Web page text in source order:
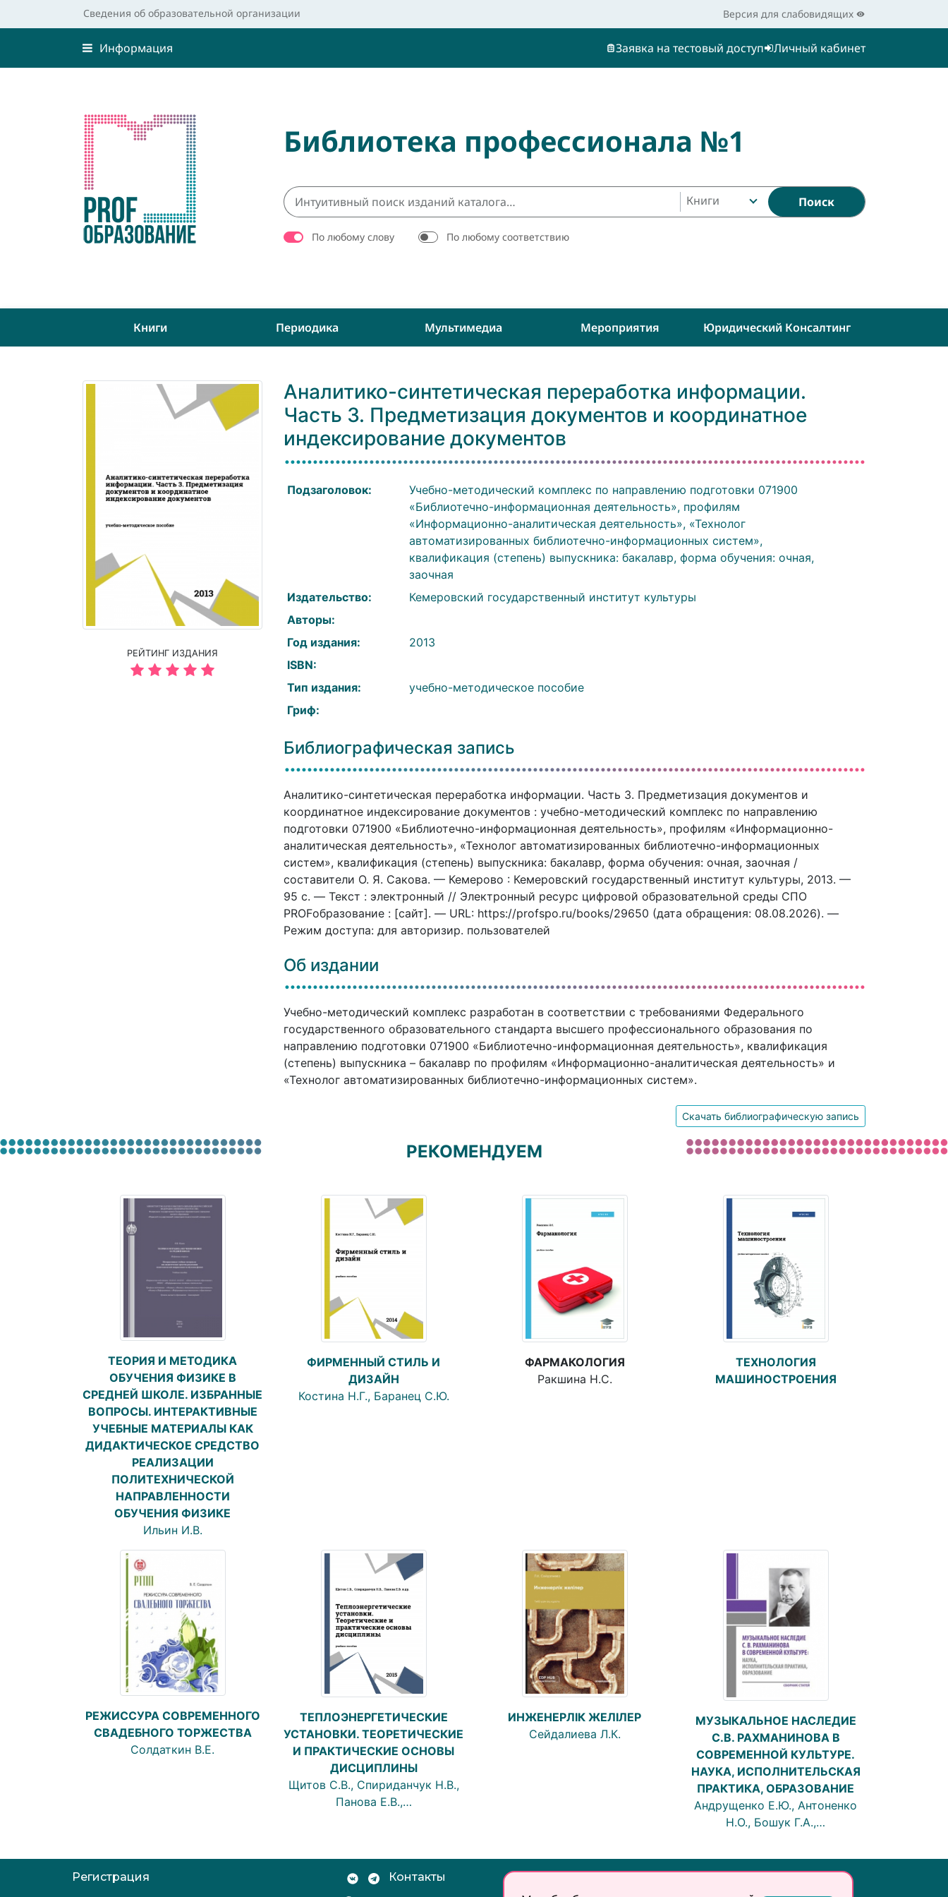
Сведения об образовательной организации Версия для слабовидящих
Информация Заявка на тестовый доступ Личный кабинет
Библиотека профессионала №1
Книги Поиск
По любому слову По любому соответствию
Книги Периодика Мультимедиа Мероприятия Юридический Консалтинг
РЕЙТИНГ ИЗДАНИЯ
Аналитико-синтетическая переработка информации.
Часть 3. Предметизация документов и координатное
индексирование документов
Подзаголовок:
Учебно-методический комплекс по направлению подготовки 071900
«Библиотечно-информационная деятельность», профилям
«Информационно-аналитическая деятельность», «Технолог
автоматизированных библиотечно-информационных систем»,
квалификация (степень) выпускника: бакалавр, форма обучения: очная,
заочная
Издательство:
Кемеровский государственный институт культуры
Авторы:
Год издания:
2013
ISBN:
Тип издания:
учебно-методическое пособие
Гриф:
Библиографическая запись
Аналитико-синтетическая переработка информации. Часть 3. Предметизация документов и
координатное индексирование документов : учебно-методический комплекс по направлению
подготовки 071900 «Библиотечно-информационная деятельность», профилям «Информационно-
аналитическая деятельность», «Технолог автоматизированных библиотечно-информационных
систем», квалификация (степень) выпускника: бакалавр, форма обучения: очная, заочная /
составители О. Я. Сакова. — Кемерово : Кемеровский государственный институт культуры, 2013. —
95 c. — Текст : электронный // Электронный ресурс цифровой образовательной среды СПО
PROFобразование : [сайт]. — URL: https://profspo.ru/books/29650 (дата обращения: 08.08.2026). —
Режим доступа: для авторизир. пользователей
Об издании
Учебно-методический комплекс разработан в соответствии с требованиями Федерального
государственного образовательного стандарта высшего профессионального образования по
направлению подготовки 071900 «Библиотечно-информационная деятельность», квалификация
(степень) выпускника – бакалавр по профилям «Информационно-аналитическая деятельность» и
«Технолог автоматизированных библиотечно-информационных систем».
Скачать библиографическую запись
РЕКОМЕНДУЕМ
ТЕОРИЯ И МЕТОДИКА
ОБУЧЕНИЯ ФИЗИКЕ В
СРЕДНЕЙ ШКОЛЕ. ИЗБРАННЫЕ
ВОПРОСЫ. ИНТЕРАКТИВНЫЕ
УЧЕБНЫЕ МАТЕРИАЛЫ КАК
ДИДАКТИЧЕСКОЕ СРЕДСТВО
РЕАЛИЗАЦИИ
ПОЛИТЕХНИЧЕСКОЙ
НАПРАВЛЕННОСТИ
ОБУЧЕНИЯ ФИЗИКЕ
Ильин И.В.
ФИРМЕННЫЙ СТИЛЬ И
ДИЗАЙН
Костина Н.Г., Баранец С.Ю.
ФАРМАКОЛОГИЯ
Ракшина Н.С.
ТЕХНОЛОГИЯ
МАШИНОСТРОЕНИЯ
РЕЖИССУРА СОВРЕМЕННОГО
СВАДЕБНОГО ТОРЖЕСТВА
Солдаткин В.Е.
ТЕПЛОЭНЕРГЕТИЧЕСКИЕ
УСТАНОВКИ. ТЕОРЕТИЧЕСКИЕ
И ПРАКТИЧЕСКИЕ ОСНОВЫ
ДИСЦИПЛИНЫ
Щитов С.В., Спириданчук Н.В.,
Панова Е.В.,…
ИНЖЕНЕРЛІК ЖЕЛІЛЕР
Сейдалиева Л.К.
МУЗЫКАЛЬНОЕ НАСЛЕДИЕ
С.В. РАХМАНИНОВА В
СОВРЕМЕННОЙ КУЛЬТУРЕ.
НАУКА, ИСПОЛНИТЕЛЬСКАЯ
ПРАКТИКА, ОБРАЗОВАНИЕ
Андрущенко Е.Ю., Антоненко
Н.О., Бошук Г.А.,…
Регистрация Контакты